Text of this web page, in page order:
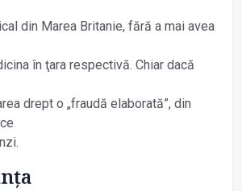
din Marea Britanie, fără a mai avea
în ţara respectivă. Chiar dacă
drept o „fraudă elaborată”, din